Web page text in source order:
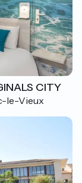
CITY
le-Vieux